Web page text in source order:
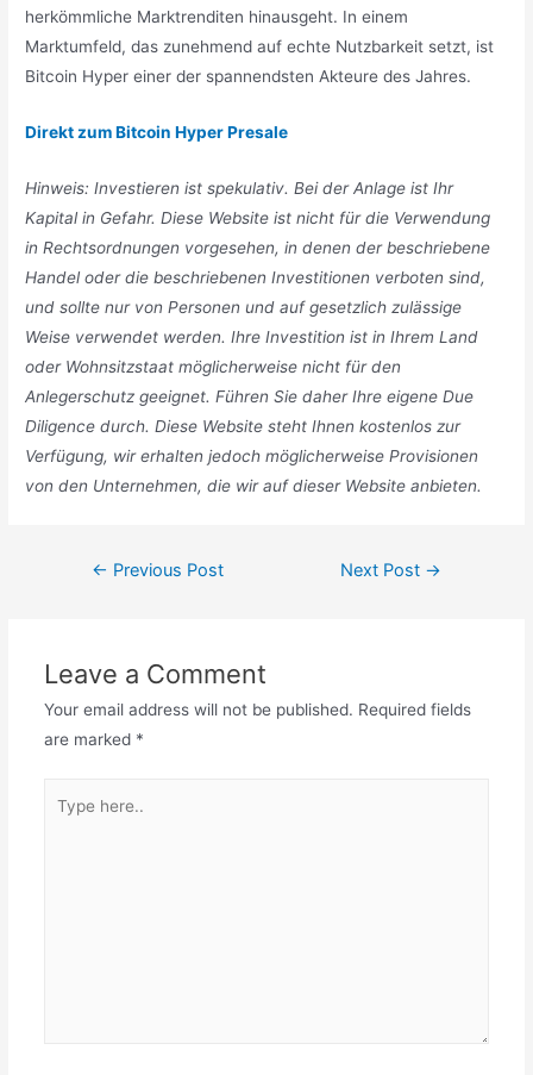
herkömmliche Marktrenditen hinausgeht. In einem
Marktumfeld, das zunehmend auf echte Nutzbarkeit setzt, ist
Bitcoin Hyper einer der spannendsten Akteure des Jahres.
Direkt zum Bitcoin Hyper Presale
Hinweis: Investieren ist spekulativ. Bei der Anlage ist Ihr
Kapital in Gefahr. Diese Website ist nicht für die Verwendung
in Rechtsordnungen vorgesehen, in denen der beschriebene
Handel oder die beschriebenen Investitionen verboten sind,
und sollte nur von Personen und auf gesetzlich zulässige
Weise verwendet werden. Ihre Investition ist in Ihrem Land
oder Wohnsitzstaat möglicherweise nicht für den
Anlegerschutz geeignet. Führen Sie daher Ihre eigene Due
Diligence durch. Diese Website steht Ihnen kostenlos zur
Verfügung, wir erhalten jedoch möglicherweise Provisionen
von den Unternehmen, die wir auf dieser Website anbieten.
Post← Previous Post Next Post →
Leave a Comment
Your email address will not be published. Required fields
are marked *
here..